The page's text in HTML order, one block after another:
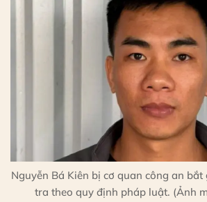
Nguyễn Bá Kiên bị cơ quan công an bắt
tra theo quy định pháp luật. (Ảnh